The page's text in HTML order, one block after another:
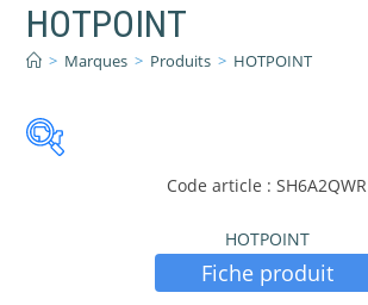
HOTPOINT
> Marques > Produits > HOTPOINT
Catégories de produits
Gros Electroménager (47)
Code article : SH6A2QWR
HOTPOINT
Fiche produit